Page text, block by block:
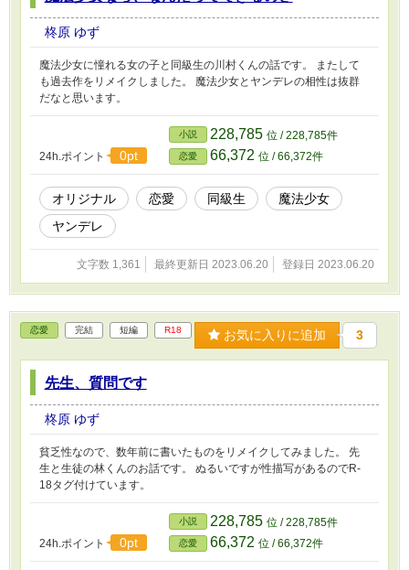
柊原 ゆず
魔法少女に憧れる女の子と同級生の川村くんの話です。 またして
も過去作をリメイクしました。 魔法少女とヤンデレの相性は抜群
だなと思います。
24h.ポイント 0pt
小説 228,785 位 / 228,785件
恋愛 66,372 位 / 66,372件
オリジナル 恋愛 同級生
魔法少女
ヤンデレ
文字数 1,361 最終更新日 2023.06.20 登録日 2023.06.20
恋愛 完結 短編 R18 お気に入りに追加 3
先生、質問です
柊原 ゆず
貧乏性なので、数年前に書いたものをリメイクしてみました。 先
生と生徒の林くんのお話です。 ぬるいですが性描写があるのでR-
18タグ付けています。
24h.ポイント 0pt
小説 228,785 位 / 228,785件
恋愛 66,372 位 / 66,372件